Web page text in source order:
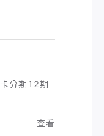
分期12期
查看